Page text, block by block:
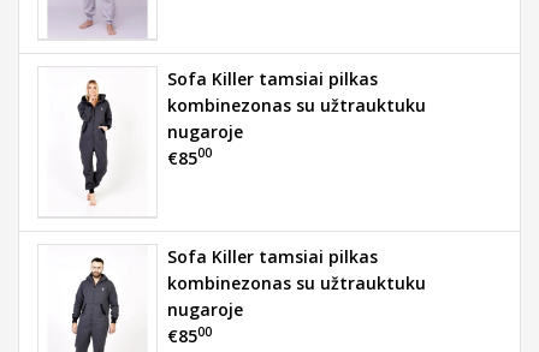
Sofa Killer tamsiai pilkas
kombinezonas su užtrauktuku
nugaroje
€8500
Sofa Killer tamsiai pilkas
kombinezonas su užtrauktuku
nugaroje
€8500